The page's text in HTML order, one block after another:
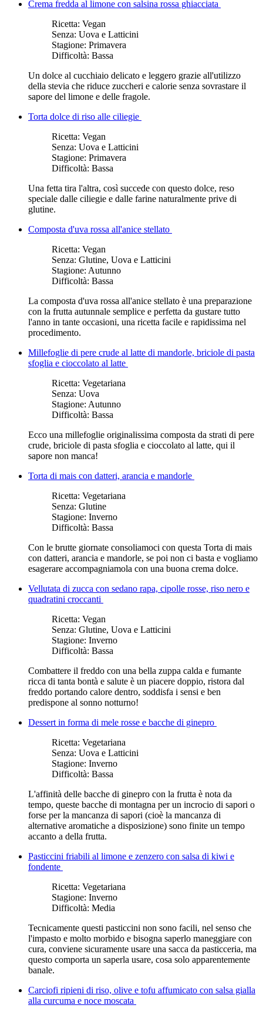
Crema fredda al limone con salsina rossa ghiacciata
Ricetta: Vegan
Senza: Uova e Latticini
Stagione: Primavera
Difficoltà: Bassa
Un dolce al cucchiaio delicato e leggero grazie all'utilizzo
della stevia che riduce zuccheri e calorie senza sovrastare il
sapore del limone e delle fragole.
Torta dolce di riso alle ciliegie
Ricetta: Vegan
Senza: Uova e Latticini
Stagione: Primavera
Difficoltà: Bassa
Una fetta tira l'altra, così succede con questo dolce, reso
speciale dalle ciliegie e dalle farine naturalmente prive di
glutine.
Composta d'uva rossa all'anice stellato
Ricetta: Vegan
Senza: Glutine, Uova e Latticini
Stagione: Autunno
Difficoltà: Bassa
La composta d'uva rossa all'anice stellato è una preparazione
con la frutta autunnale semplice e perfetta da gustare tutto
l'anno in tante occasioni, una ricetta facile e rapidissima nel
procedimento.
Millefoglie di pere crude al latte di mandorle, briciole di pasta
sfoglia e cioccolato al latte
Ricetta: Vegetariana
Senza: Uova
Stagione: Autunno
Difficoltà: Bassa
Ecco una millefoglie originalissima composta da strati di pere
crude, briciole di pasta sfoglia e cioccolato al latte, qui il
sapore non manca!
Torta di mais con datteri, arancia e mandorle
Ricetta: Vegetariana
Senza: Glutine
Stagione: Inverno
Difficoltà: Bassa
Con le brutte giornate consoliamoci con questa Torta di mais
con datteri, arancia e mandorle, se poi non ci basta e vogliamo
esagerare accompagniamola con una buona crema dolce.
Vellutata di zucca con sedano rapa, cipolle rosse, riso nero e
quadratini croccanti
Ricetta: Vegan
Senza: Glutine, Uova e Latticini
Stagione: Inverno
Difficoltà: Bassa
Combattere il freddo con una bella zuppa calda e fumante
ricca di tanta bontà e salute è un piacere doppio, ristora dal
freddo portando calore dentro, soddisfa i sensi e ben
predispone al sonno notturno!
Dessert in forma di mele rosse e bacche di ginepro
Ricetta: Vegetariana
Senza: Uova e Latticini
Stagione: Inverno
Difficoltà: Bassa
L'affinità delle bacche di ginepro con la frutta è nota da
tempo, queste bacche di montagna per un incrocio di sapori o
forse per la mancanza di sapori (cioè la mancanza di
alternative aromatiche a disposizione) sono finite un tempo
accanto a della frutta.
Pasticcini friabili al limone e zenzero con salsa di kiwi e
fondente
Ricetta: Vegetariana
Stagione: Inverno
Difficoltà: Media
Tecnicamente questi pasticcini non sono facili, nel senso che
l'impasto e molto morbido e bisogna saperlo maneggiare con
cura, conviene sicuramente usare una sacca da pasticceria, ma
questo comporta un saperla usare, cosa solo apparentemente
banale.
Carciofi ripieni di riso, olive e tofu affumicato con salsa gialla
alla curcuma e noce moscata